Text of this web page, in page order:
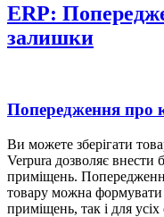
ERP:
залишки
Попередження про
Ви можете зберігати
Verpura дозволяє внести
приміщень.
товару можна
приміщень, так і для усіх